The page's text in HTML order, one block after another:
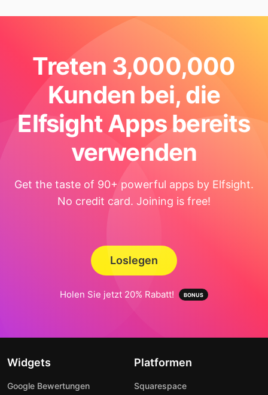
Treten 3,000,000
Kunden bei, die
Elfsight Apps bereits
verwenden
Get the taste of 90+ powerful apps by Elfsight.
No credit card. Joining is free!
Loslegen
Holen Sie jetzt 20% Rabatt!
Widgets
Google Bewertungen
Platformen
Squarespace